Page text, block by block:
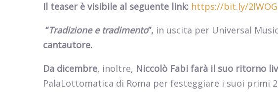
Il teaser è visibile al seguente link: https://bit.ly/
“Tradizione e tradimento”, in uscita per Universal
cantautore.
Da dicembre, inoltre, Niccolò Fabi farà il suo ritorno
PalaLottomatica di Roma per festeggiare i suoi primi